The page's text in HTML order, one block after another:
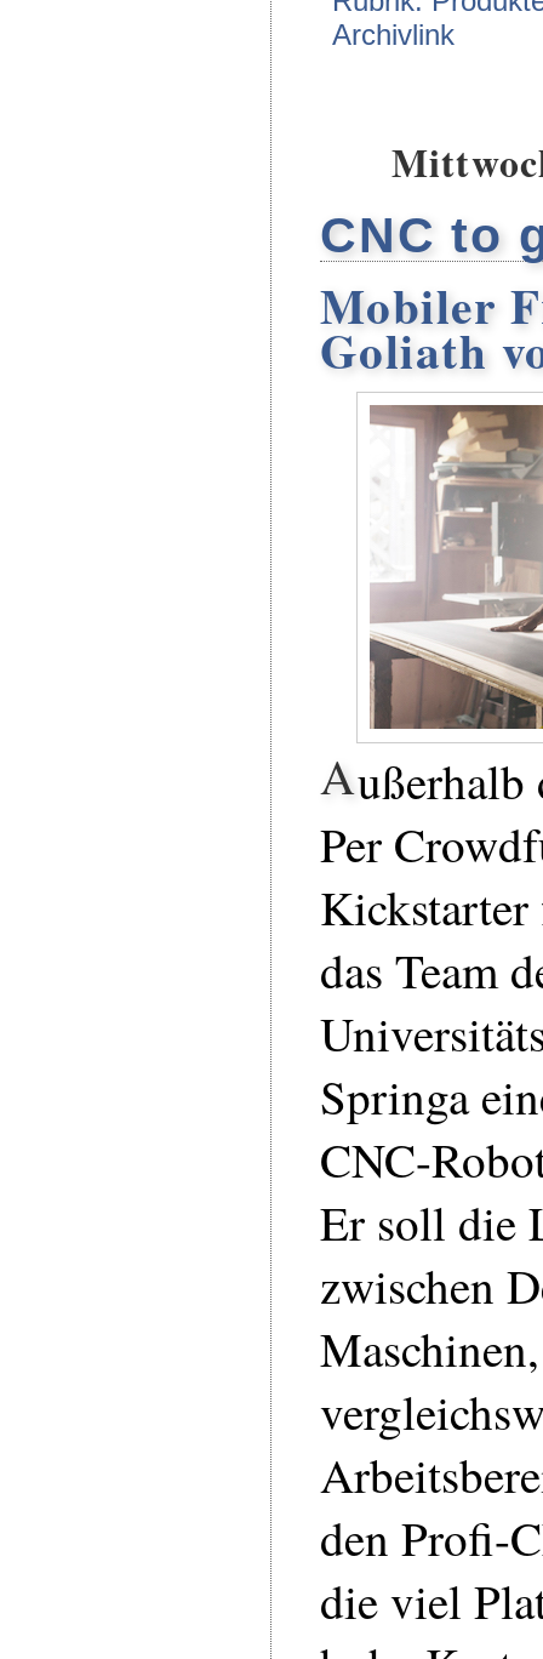
Archivlink
CNC to
Mobiler
Goliath
Außerhalb
Per
das Team
Springa
CNC-
Er soll die
zwischen
den Profi-
die viel